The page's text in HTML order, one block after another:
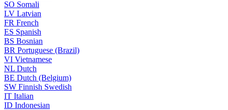
SO Somali
LV Latvian
FR French
ES Spanish
BS Bosnian
BR Portuguese (Brazil)
VI Vietnamese
NL Dutch
BE Dutch (Belgium)
SW Finnish Swedish
IT Italian
ID Indonesian